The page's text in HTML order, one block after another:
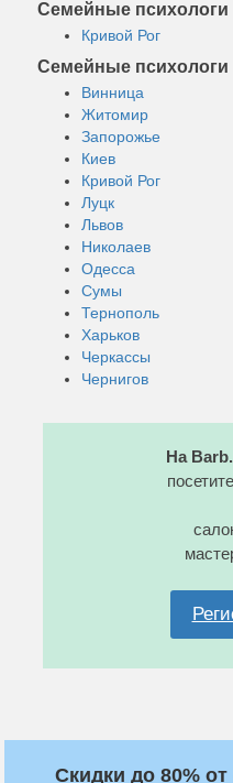
Семейные психологи
Кривой Рог
Семейные психологи
Винница
Житомир
Запорожье
Киев
Кривой Рог
Луцк
Львов
Николаев
Одесса
Сумы
Тернополь
Харьков
Черкассы
Чернигов
На
Скидки до 80%